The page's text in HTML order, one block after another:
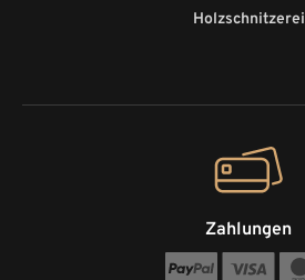
Holzschnitzerei
Zahlungen